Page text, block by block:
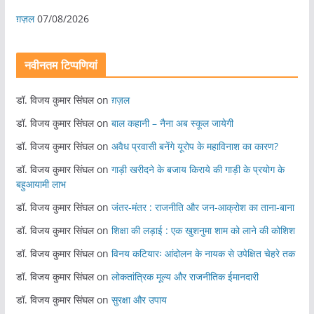
ग़ज़ल 07/08/2026
नवीनतम टिप्पणियां
डॉ. विजय कुमार सिंघलon ग़ज़ल
डॉ. विजय कुमार सिंघलon बाल कहानी – नैना अब स्कूल जायेगी
डॉ. विजय कुमार सिंघलon अवैध प्रवासी बनेंगे यूरोप के महाविनाश का कारण?
डॉ. विजय कुमार सिंघलon गाड़ी खरीदने के बजाय किराये की गाड़ी के प्रयोग के
बहुआयामी लाभ
डॉ. विजय कुमार सिंघलon जंतर-मंतर : राजनीति और जन-आक्रोश का ताना-बाना
डॉ. विजय कुमार सिंघलon शिक्षा की लड़ाई : एक खुशनुमा शाम को लाने की कोशिश
डॉ. विजय कुमार सिंघलon विनय कटियारः आंदोलन के नायक से उपेक्षित चेहरे तक
डॉ. विजय कुमार सिंघलon लोकतांत्रिक मूल्य और राजनीतिक ईमानदारी
डॉ. विजय कुमार सिंघलon सुरक्षा और उपाय